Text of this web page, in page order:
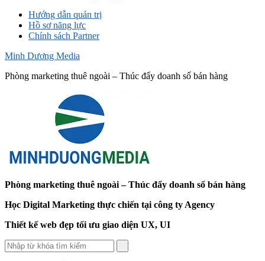
Hướng dẫn quản trị
Hồ sơ năng lực
Chính sách Partner
Minh Dương Media
Phòng marketing thuê ngoài – Thúc đẩy doanh số bán hàng
Phòng marketing thuê ngoài – Thúc đẩy doanh số bán hàng
Học Digital Marketing thực chiến tại công ty Agency
Thiết kế web đẹp tối ưu giao diện UX, UI